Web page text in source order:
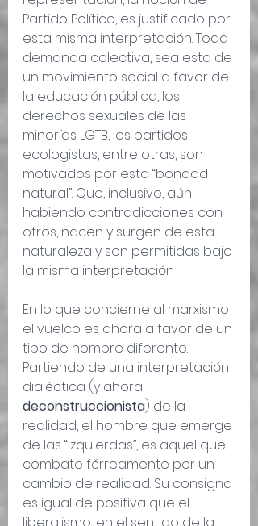
Partido Político, es justificado por
esta misma interpretación. Toda
demanda colectiva, sea esta de
un movimiento social a favor de
la educación pública, los
derechos sexuales de las
minorías LGTB, los partidos
ecologistas, entre otras, son
motivados por esta “bondad
natural”. Que, inclusive, aún
habiendo contradicciones con
otros, nacen y surgen de esta
naturaleza y son permitidas bajo
la misma interpretación
En lo que concierne al marxismo
el vuelco es ahora a favor de un
tipo de hombre diferente.
Partiendo de una interpretación
dialéctica (y ahora
deconstruccionista) de la
realidad, el hombre que emerge
de las “izquierdas”, es aquel que
combate férreamente por un
cambio de realidad. Su consigna
es igual de positiva que el